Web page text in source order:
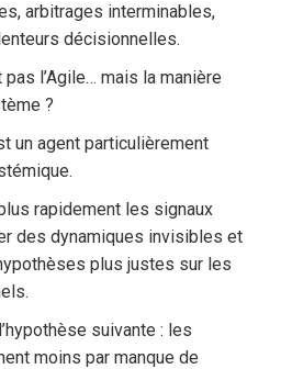
arbitrages interminables,
décisionnelles.
l’Agile… mais la manière
?
un agent particulièrement
rapidement les signaux
des dynamiques invisibles et
plus justes sur les
suivante : les
moins par manque de